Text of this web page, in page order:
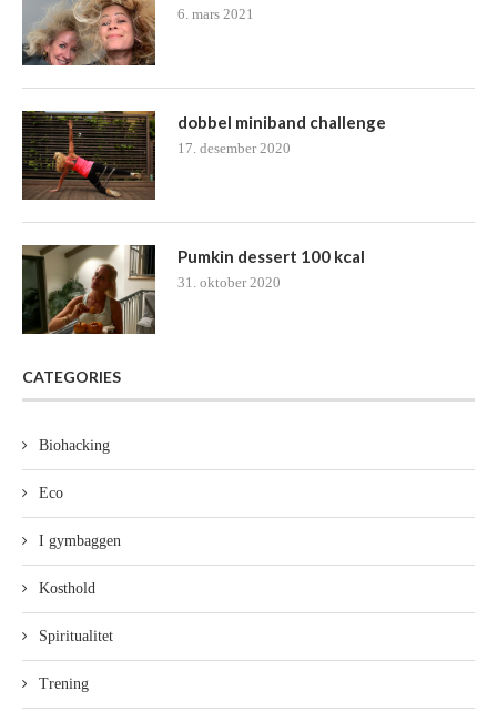
6. mars 2021
dobbel miniband challenge
17. desember 2020
Pumkin dessert 100 kcal
31. oktober 2020
CATEGORIES
Biohacking
Eco
I gymbaggen
Kosthold
Spiritualitet
Trening